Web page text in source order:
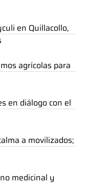
en Quillacollo,
agrícolas para
en diálogo con el
a movilizados;
medicinal y